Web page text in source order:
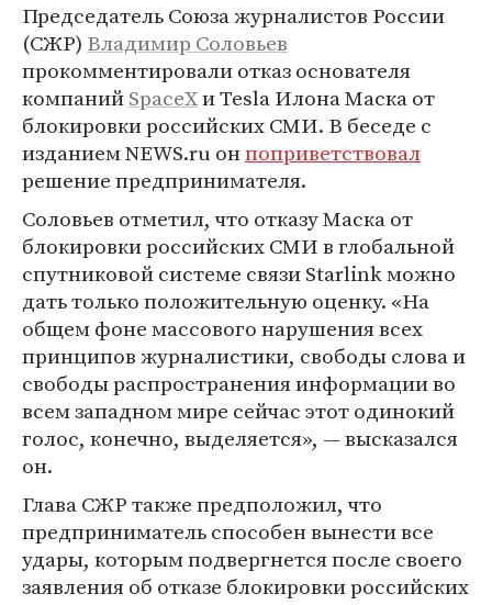
Председатель Союза журналистов России
(СЖР) Владимир Соловьев
прокомментировали отказ основателя
компанийSpaceXи Tesla Илона Маска от
блокировки российских СМИ. В беседе с
изданием NEWS.ru онпоприветствовал
решение предпринимателя.
Соловьев отметил, что отказу Маска от
блокировки российских СМИ в глобальной
спутниковой системе связи Starlink можно
дать только положительную оценку. «На
общем фоне массового нарушения всех
принципов журналистики, свободы слова и
свободы распространения информации во
всем западном мире сейчас этот одинокий
голос, конечно, выделяется», — высказался
он.
Глава СЖР также предположил, что
предприниматель способен вынести все
удары, которым подвергнется после своего
заявления об отказе блокировки российских